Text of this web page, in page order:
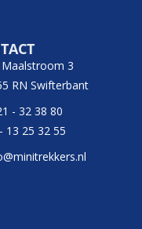
3
RN Swifterbant
- 32 38 80
13 25 32 55